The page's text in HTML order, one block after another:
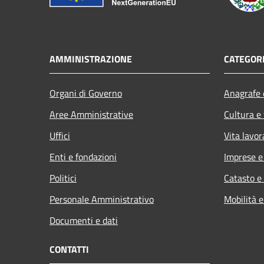
AMMINISTRAZIONE
Organi di Governo
Aree Amministrative
Uffici
Enti e fondazioni
Politici
Personale Amministrativo
Documenti e dati
Cultura
Vita
Imprese
Catasto
Mobilità
CONTATTI